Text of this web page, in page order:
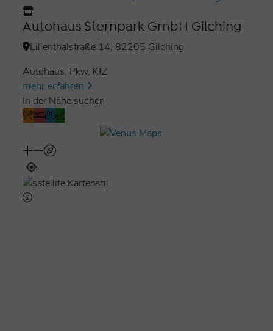
Kfz.-Mechatroniker System- und Hochvolttechnik
(m/w/d)
Autohaus Sternpark GmbH Gilching
Lilienthalstraße 14, 82205 Gilching
Autohaus, Pkw, KfZ
mehr erfahren
In der Nähe suchen